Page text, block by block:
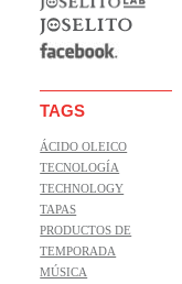
TAGS
ÁCIDO OLEICO
TECNOLOGÍA
TECHNOLOGY
TAPAS
PRODUCTOS DE
TEMPORADA
MÚSICA